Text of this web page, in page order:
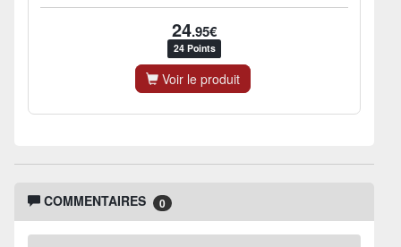
24.95€
24 Points
Voir le produit
COMMENTAIRES 0